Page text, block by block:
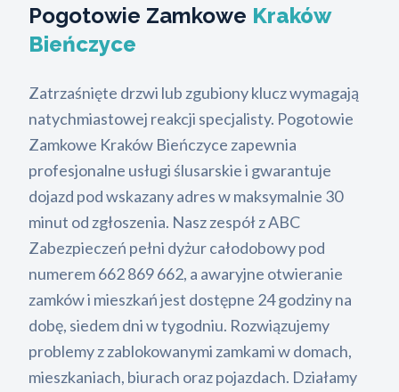
Pogotowie Zamkowe Kraków
Bieńczyce
Zatrzaśnięte drzwi lub zgubiony klucz wymagają
natychmiastowej reakcji specjalisty. Pogotowie
Zamkowe Kraków Bieńczyce zapewnia
profesjonalne usługi ślusarskie i gwarantuje
dojazd pod wskazany adres w maksymalnie 30
minut od zgłoszenia. Nasz zespół z ABC
Zabezpieczeń pełni dyżur całodobowy pod
numerem 662 869 662, a awaryjne otwieranie
zamków i mieszkań jest dostępne 24 godziny na
dobę, siedem dni w tygodniu. Rozwiązujemy
problemy z zablokowanymi zamkami w domach,
mieszkaniach, biurach oraz pojazdach. Działamy